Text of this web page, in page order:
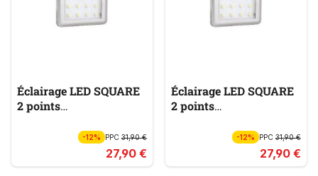
Éclairage LED SQUARE
2 points
-12% PPC 31,90 €
27,90 €
Éclairage LED SQUARE
2 points
-12% PPC31,90 €
27,90 €